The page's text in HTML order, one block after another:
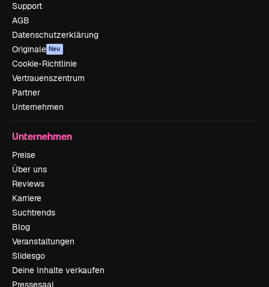
Support
AGB
Datenschutzerklärung
Originale Neu
Cookie-Richtlinie
Vertrauenszentrum
Partner
Unternehmen
Unternehmen
Preise
Über uns
Reviews
Karriere
Suchtrends
Blog
Veranstaltungen
Slidesgo
Deine Inhalte verkaufen
Pressesaal